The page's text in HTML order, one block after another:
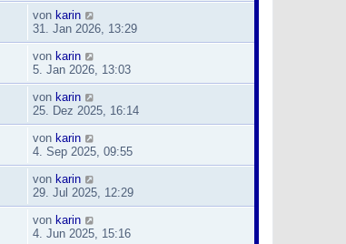
von karin
31. Jan 2026, 13:29
von karin
5. Jan 2026, 13:03
von karin
25. Dez 2025, 16:14
von karin
4. Sep 2025, 09:55
von karin
29. Jul 2025, 12:29
von karin
4. Jun 2025, 15:16